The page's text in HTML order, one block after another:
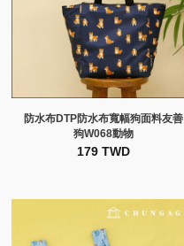
防水布DTP防水布寬幅狗面料友善
狗W068動物
179 TWD